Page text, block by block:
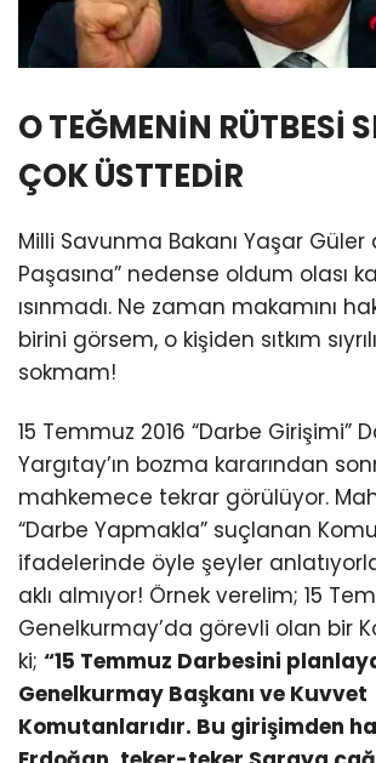
O TEĞMENİN RÜTBESİ
ÇOK ÜSTTEDİR
Milli Savunma Bakanı Yaşar Güler
Paşasına” nedense oldum olası
ısınmadı. Ne zaman makamını
birini görsem, o kişiden sıtkım
sokmam!
15 Temmuz 2016 “Darbe Girişimi”
Yargıtay’ın bozma kararından
mahkemece tekrar görülüyor.
“Darbe Yapmakla” suçlanan
ifadelerinde öyle şeyler
aklı almıyor! Örnek verelim; 15
Genelkurmay’da görevli olan bir
ki; “15 Temmuz Darbesini
Genelkurmay Başkanı ve Kuvvet
Komutanlarıdır. Bu girişimden